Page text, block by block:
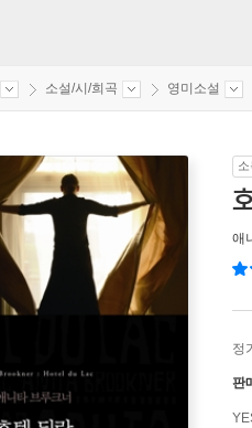
소설/시/희곡 영미소설
애
정
판